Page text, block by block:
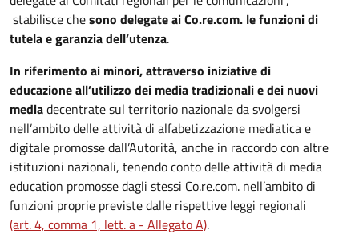
stabilisce chesono delegate ai Co.re.com. le funzioni di
tutela e garanzia dell’utenza.
In riferimento ai minori, attraverso iniziative di
educazione all’utilizzo dei media tradizionali e dei nuovi
mediadecentrate sul territorio nazionale da svolgersi
nell’ambito delle attività di alfabetizzazione mediatica e
digitale promosse dall’Autorità, anche in raccordo con altre
istituzioni nazionali, tenendo conto delle attività di media
education promosse dagli stessi Co.re.com. nell’ambito di
funzioni proprie previste dalle rispettive leggi regionali
(art. 4, comma 1, lett. a - Allegato A).